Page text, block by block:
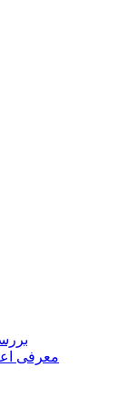
معرفی